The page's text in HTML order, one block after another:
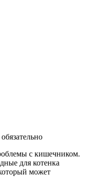
с кишечником.
для котенка
может